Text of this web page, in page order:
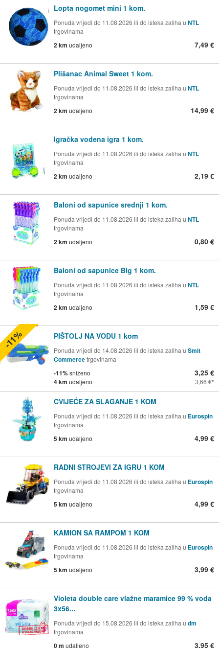
Lopta nogomet mini 1 kom.
Ponuda vrijedi do 11.08.2026 ili do isteka zaliha u NTL
trgovinama
2 km udaljeno 7,49 €
Plišanac Animal Sweet 1 kom.
Ponuda vrijedi do 11.08.2026 ili do isteka zaliha u NTL
trgovinama
2 km udaljeno 14,99 €
Igračka vodena igra 1 kom.
Ponuda vrijedi do 11.08.2026 ili do isteka zaliha u NTL
trgovinama
2 km udaljeno 2,19 €
Baloni od sapunice srednji 1 kom.
Ponuda vrijedi do 11.08.2026 ili do isteka zaliha u NTL
trgovinama
2 km udaljeno 0,80 €
Baloni od sapunice Big 1 kom.
Ponuda vrijedi do 11.08.2026 ili do isteka zaliha u NTL
trgovinama
2 km udaljeno 1,59 €
PIŠTOLJ NA VODU 1 kom
Ponuda vrijedi do 14.08.2026 ili do isteka zaliha u Smit
Commercetrgovinama
-11%sniženo
4 km udaljeno
3,25 €
3,66 €
-11%
CVIJEĆE ZA SLAGANJE 1 KOM
Ponuda vrijedi do 11.08.2026 ili do isteka zaliha u Eurospin
trgovinama
5 km udaljeno 4,99 €
RADNI STROJEVI ZA IGRU 1 KOM
Ponuda vrijedi do 11.08.2026 ili do isteka zaliha u Eurospin
trgovinama
5 km udaljeno 4,99 €
KAMION SA RAMPOM 1 KOM
Ponuda vrijedi do 11.08.2026 ili do isteka zaliha u Eurospin
trgovinama
5 km udaljeno 3,99 €
Violeta double care vlažne maramice 99 % voda
3x56...
Ponuda vrijedi do 15.08.2026 ili do isteka zaliha u dm
trgovinama
0 m udaljeno 3,95 €